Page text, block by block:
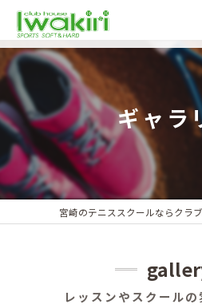
ギャラ
宮崎のテニススクールならクラ
レッスンやスクール